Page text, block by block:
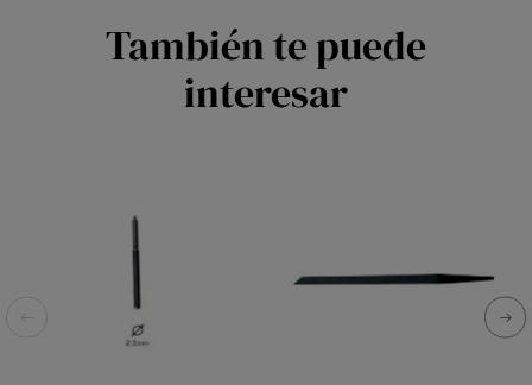
También te puede
interesar